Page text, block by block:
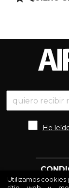
Utilizamos cookies
He